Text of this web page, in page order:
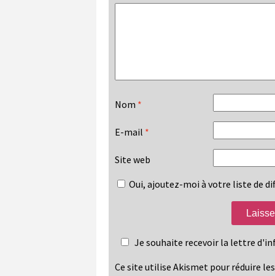
Nom *
E-mail *
Site web
Oui, ajoutez-moi à votre liste de
Je souhaite recevoir la lettre
Ce site utilise Akismet pour réduire